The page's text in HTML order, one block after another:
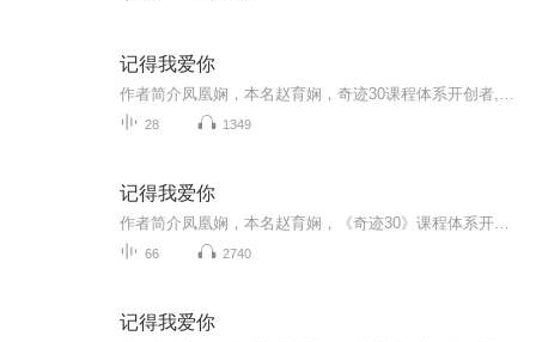
记得我爱你
28 1349
记得我爱你
66 2740
记得我爱你